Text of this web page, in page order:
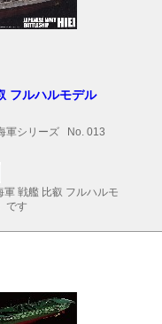
フルハルモデル
軍シリーズ No. 013
戦艦 比叡 フルハルモ
です